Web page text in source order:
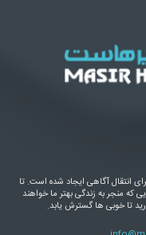
انتقال آگاهی ایجاد شده است. تا
که منجر به زندگی بهتر ما خواهند
تا خوبی ها گسترش یابد.